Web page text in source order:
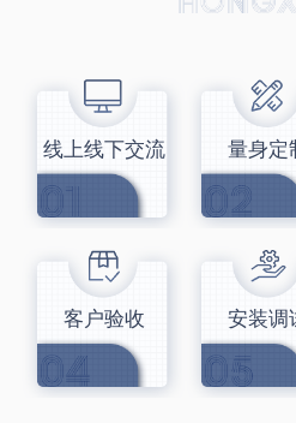
线上线下交流 量身定
客户验收 安装调